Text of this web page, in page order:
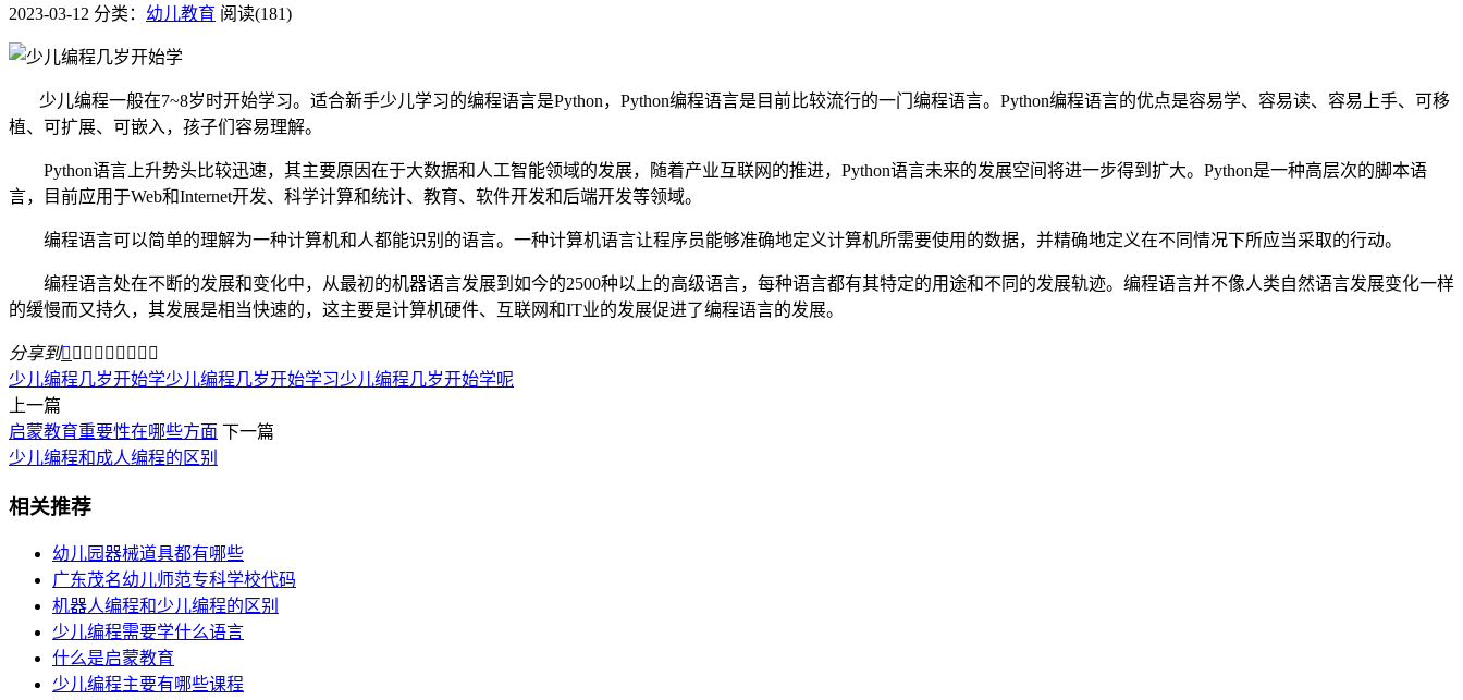
2023-03-12 分类： 幼儿教育 阅读(181)
少儿编程一般在7~8岁时开始学习。适合新手少儿学习的编程语言是Python，Python编程语言是目前比较流行的一门编程语言。Python编程语言的优点是容易学、容易读、容易上手、可移
植、可扩展、可嵌入，孩子们容易理解。
Python语言上升势头比较迅速，其主要原因在于大数据和人工智能领域的发展，随着产业互联网的推进，Python语言未来的发展空间将进一步得到扩大。Python是一种高层次的脚本语
言，目前应用于Web和Internet开发、科学计算和统计、教育、软件开发和后端开发等领域。
编程语言可以简单的理解为一种计算机和人都能识别的语言。一种计算机语言让程序员能够准确地定义计算机所需要使用的数据，并精确地定义在不同情况下所应当采取的行动。
编程语言处在不断的发展和变化中，从最初的机器语言发展到如今的2500种以上的高级语言，每种语言都有其特定的用途和不同的发展轨迹。编程语言并不像人类自然语言发展变化一样
的缓慢而又持久，其发展是相当快速的，这主要是计算机硬件、互联网和IT业的发展促进了编程语言的发展。
分享到        
少儿编程几岁开始学少儿编程几岁开始学习少儿编程几岁开始学呢
上一篇
启蒙教育重要性在哪些方面 下一篇
少儿编程和成人编程的区别
相关推荐
幼儿园器械道具都有哪些
广东茂名幼儿师范专科学校代码
机器人编程和少儿编程的区别
少儿编程需要学什么语言
什么是启蒙教育
少儿编程主要有哪些课程